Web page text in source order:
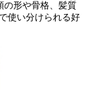
の形や骨格、髪質
使い分けられる好